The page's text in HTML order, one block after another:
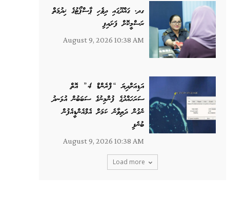
ގދ. ގައްދޫގައި ދިވެހި ޕާސްޕޯޓުގެ ޚިދުމަތް
ރަސްމީކޮށް ފަށައިފި
August 9, 2026 10:38 AM
އަޑިއަށްދިޔަ “ފްރެންޑް 4” އޮތް
ސަރަހައްދުގެ ފުންމިނުގެ ސަބަބުން އުޅަނދު
ނެގުން ދަތިވާނެ ކަމަށް އެމްއެންޑީއެފުން
ބުނެފި
August 9, 2026 10:38 AM
Load more